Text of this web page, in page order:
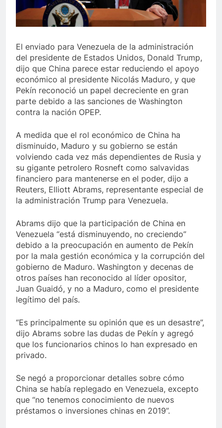
El enviado para Venezuela de la administración
del presidente de Estados Unidos, Donald Trump,
dijo que China parece estar reduciendo el apoyo
económico al presidente Nicolás Maduro, y que
Pekín reconoció un papel decreciente en gran
parte debido a las sanciones de Washington
contra la nación OPEP.
A medida que el rol económico de China ha
disminuido, Maduro y su gobierno se están
volviendo cada vez más dependientes de Rusia y
su gigante petrolero Rosneft como salvavidas
financiero para mantenerse en el poder, dijo a
Reuters, Elliott Abrams, representante especial de
la administración Trump para Venezuela.
Abrams dijo que la participación de China en
Venezuela “está disminuyendo, no creciendo”
debido a la preocupación en aumento de Pekín
por la mala gestión económica y la corrupción del
gobierno de Maduro. Washington y decenas de
otros países han reconocido al líder opositor,
Juan Guaidó, y no a Maduro, como el presidente
legítimo del país.
“Es principalmente su opinión que es un desastre”,
dijo Abrams sobre las dudas de Pekín y agregó
que los funcionarios chinos lo han expresado en
privado.
Se negó a proporcionar detalles sobre cómo
China se había replegado en Venezuela, excepto
que “no tenemos conocimiento de nuevos
préstamos o inversiones chinas en 2019”.